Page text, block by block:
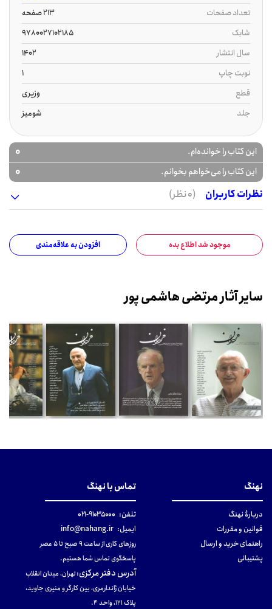
تعداد صفحات
213 صفحه
شابک
9780027102185
سال انتشار
1402
نوبت چاپ
1
قطع
وزیری
جلد
شومیز
این کتاب را خوانده‌ام. 0
این کتاب را می‌خواهم بخوانم.
0
نظرات کاربران
(0 نظر)
موجود شد اطلاع بده افزودن به علاقه‌مندی
سایر آثار مرتضی هاشمی پور
نهنگ
دربارهٔ نهنگ
قوانین و مقررات
راهنمای خرید و ارسال
پشتیبانی
تماس با نهنگ
تلفن: ۹۱۰۳۵۰۰۰-۰۲۱
ایمیل: info@nahang.ir
روزهای کاری از ساعت ۹ صبح تا ۵ عصر
پاسخگوی تماس شما هستیم.
آدرس دفتر مرکزی:تهران، میدان انقلاب
خیابان ژاندارمری، بین کارگر و منیری جاوید،
پلاک 121، واحد ۴.